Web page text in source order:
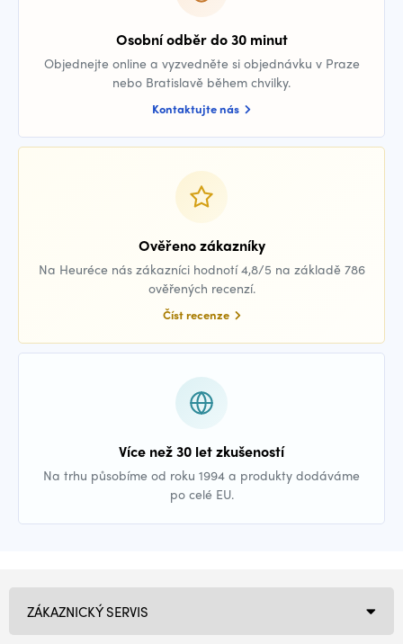
Osobní odběr do 30 minut
Objednejte online a vyzvedněte si objednávku v Praze
nebo Bratislavě během chvilky.
Kontaktujte nás
Ověřeno zákazníky
Na Heuréce nás zákazníci hodnotí 4,8/5 na základě 786
ověřených recenzí.
Číst recenze
Více než 30 let zkušeností
Na trhu působíme od roku 1994 a produkty dodáváme
po celé EU.
ZÁKAZNICKÝ SERVIS